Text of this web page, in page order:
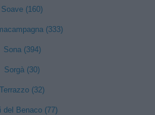
Soave (160)
(333)
Sona (394)
Sorgà (30)
Terrazzo (32)
del Benaco (77)